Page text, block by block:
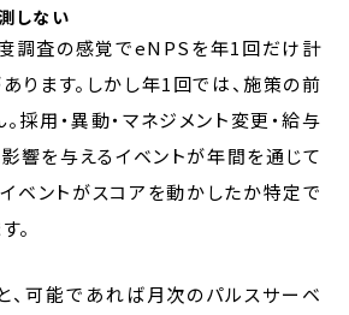
しない
調査の感覚でeNPSを年1回だけ計
ります。しかし年1回では、施策の前
採用・異動・マネジメント変更・給与
響を与えるイベントが年間を通じて
ベントがスコアを動かしたか特定で
。
、可能であれば月次のパルスサーベ